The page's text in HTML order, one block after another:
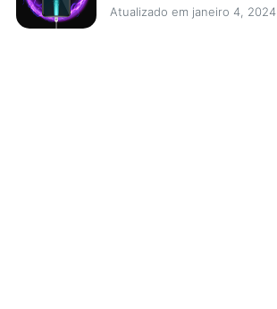
Atualizado em janeiro 4, 2024